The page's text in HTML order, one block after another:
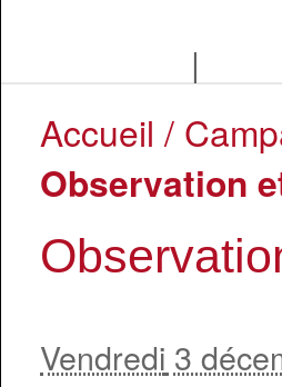
|
Accueil /
Observation
Vendredi 3